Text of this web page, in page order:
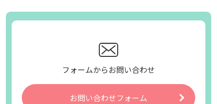
フォームからお問い合わせ
お問い合わせフォーム